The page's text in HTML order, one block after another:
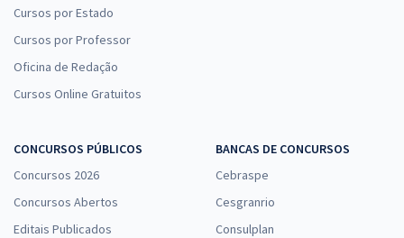
Cursos por Estado
Cursos por Professor
Oficina de Redação
Cursos Online Gratuitos
CONCURSOS PÚBLICOS
Concursos 2026
Concursos Abertos
Editais Publicados
BANCAS DE CONCURSOS
Cebraspe
Cesgranrio
Consulplan